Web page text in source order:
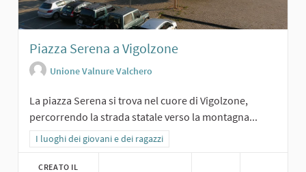
Piazza Serena a Vigolzone
Unione Valnure Valchero
La piazza Serena si trova nel cuore di Vigolzone,
percorrendo la strada statale verso la montagna...
Filtra i risultati per categoria: I luoghi dei giovani e dei ragazzi
I luoghi dei giovani e dei ragazzi
CREATO IL